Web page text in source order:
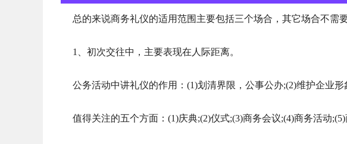
总的来说商务礼仪的适用范围主要包括三个场合，其它场合不需
1、初次交往中，主要表现在人际距离。
公务活动中讲礼仪的作用：(1)划清界限，公事公办;(2)维护企业形
值得关注的五个方面：(1)庆典;(2)仪式;(3)商务会议;(4)商务活动